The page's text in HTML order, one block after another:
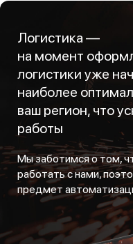
Логистика —
на момент
логистики уже
наиболее
ваш регион, что
работы
Мы заботимся о том,
работать с нами,
предмет